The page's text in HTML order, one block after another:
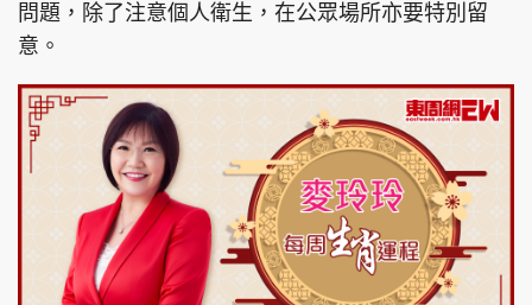
問題，除了注意個人衛生，在公眾場所亦要特別留
意。